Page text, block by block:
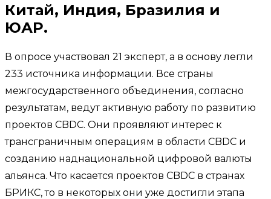
Китай, Индия, Бразилия и
ЮАР.
В опросе участвовал 21 эксперт, а в основу легли
233 источника информации. Все страны
межгосударственного объединения, согласно
результатам, ведут активную работу по развитию
проектов CBDC. Они проявляют интерес к
трансграничным операциям в области CBDC и
созданию наднациональной цифровой валюты
альянса. Что касается проектов CBDC в странах
БРИКС, то в некоторых они уже достигли этапа